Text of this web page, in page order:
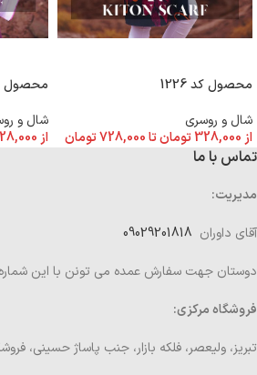
محصول کد 1226
شال و روسری
از 328,000تومانتا728,000تومان
محصول کد
شال و
از
تماس با ما
مدیریت:
آقای داوران
دوستان جهت سفارش عمده می تونن با این شماره
فروشگاه مرکزی:
تبریز، ولیعصر، فلکه بازار، جنب پاساژ حسینی،